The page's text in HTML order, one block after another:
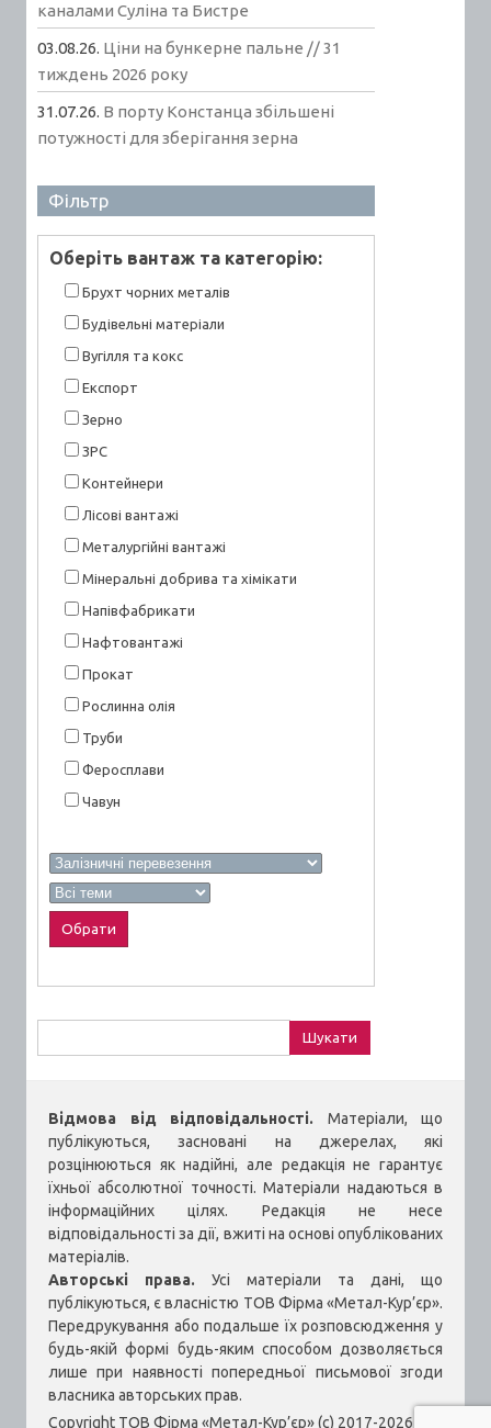
каналами Суліна та Бистре
03.08.26. Ціни на бункерне пальне // 31
тиждень 2026 року
31.07.26. В порту Констанца збільшені
потужності для зберігання зерна
Фільтр
Оберiть вантаж та категорiю:
Брухт чорних металів
Будівельні матеріали
Вугілля та кокс
Експорт
Зерно
ЗРС
Контейнери
Лісові вантажі
Металургійні вантажі
Мінеральні добрива та хімікати
Напівфабрикати
Нафтовантажі
Прокат
Рослинна олія
Труби
Феросплави
Чавун
Відмова від відповідальності. Матеріали, що
публікуються, засновані на джерелах, які
розцінюються як надійні, але редакція не гарантує
їхньої абсолютної точності. Матеріали надаються в
інформаційних цілях. Редакція не несе
відповідальності за дії, вжиті на основі опублікованих
матеріалів.
Авторські права. Усі матеріали та дані, що
публікуються, є власністю ТОВ Фірма «Метал-Кур’єр».
Передрукування або подальше їх розповсюдження у
будь-якій формі будь-яким способом дозволяється
лише при наявності попередньої письмової згоди
власника авторських прав.
Copyright ТОВ Фірма «Метал-Кур’єр» (c) 2017-2026